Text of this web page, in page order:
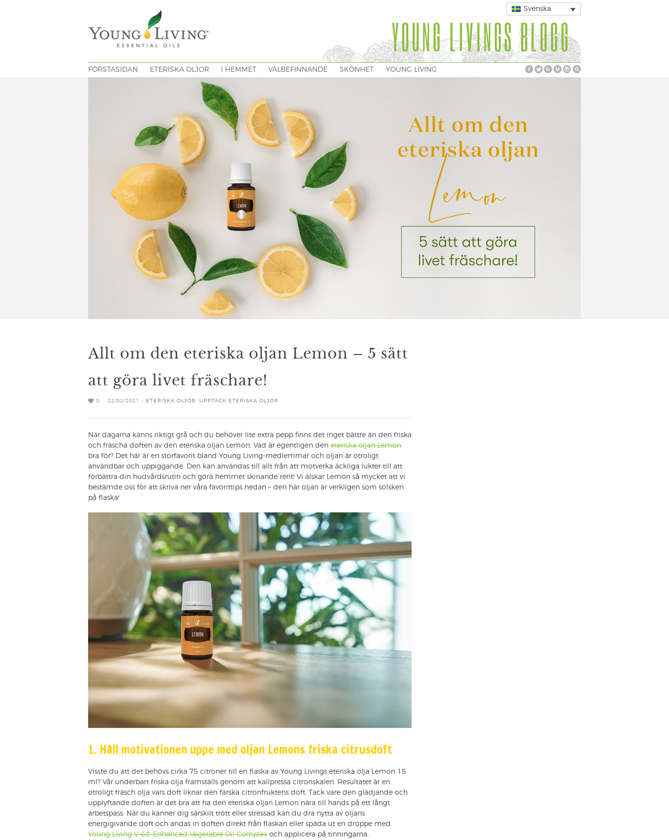
Svenska
YOUNG LIVINGS BLOGG
FÖRSTASIDAN ETERISKA OLJOR I HEMMET VÄLBEFINNANDE SKÖNHET YOUNG LIVING
Allt om den eteriska oljan Lemon – 5 sätt
att göra livet fräschare!
0 22/02/2021 - ETERISKA OLJOR UPPTÄCK ETERISKA OLJOR
När dagarna känns riktigt grå och du behöver lite extra pepp finns det inget bättre än den friska
och fräscha doften av den eteriska oljan Lemon. Vad är egentligen den eteriska oljan Lemon
bra för? Det här är en storfavorit bland Young Living-medlemmar och oljan är otroligt
användbar och uppiggande. Den kan användas till allt från att motverka äckliga lukter till att
förbättra din hudvårdsrutin och göra hemmet skinande rent! Vi älskar Lemon så mycket att vi
bestämde oss för att skriva ner våra favorittips nedan – den här oljan är verkligen som solsken
på flaska!
1. Håll motivationen uppe med oljan Lemons friska citrusdoft
Visste du att det behövs cirka 75 citroner till en flaska av Young Livings eteriska olja Lemon 15
ml? Vår underbart friska olja framställs genom att kallpressa citronskalen. Resultatet är en
otroligt fräsch olja vars doft liknar den färska citronfruktens doft. Tack vare den glädjande och
upplyftande doften är det bra att ha den eteriska oljan Lemon nära till hands på ett långt
arbetspass. När du känner dig särskilt trött eller stressad kan du dra nytta av oljans
energigivande doft och andas in doften direkt från flaskan eller späda ut en droppe med
Young Living V-6® Enhanced Vegetable Oil Complex och applicera på tinningarna.